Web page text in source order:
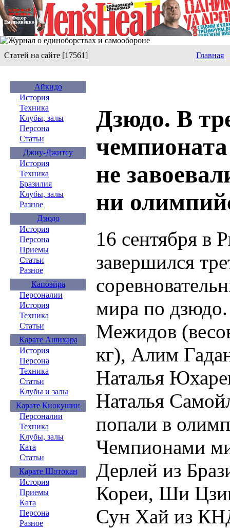
Статей на сайте [17561] Главная
Айкидо
История
Техника
Клубы, залы
Персона
Статьи
Джиу-Джитсу
История
Техника
Бразилия
Клубы, залы
Разное
Дзюдо
История
Персона
Приемы
Статьи
Разное
Капоэйра
Персоналии
История
Техника
Статьи
Карате Ашихара
История
Персона
Техника
Статьи
Клубы и залы
Карате Киокушин
Персоналии
Техника
Клубы, залы
Ката
Статьи
Карате Шотокан
История
Приемы
Ката
Персона
Разное
Дзюдо. В
не
ни
16 сентября в
завершился
мира по
Межидов
кг), Алим
Наталья
Наталья
попали в
Чемпионами
Дерлей из
Кореи, Ши
Сун Хай из